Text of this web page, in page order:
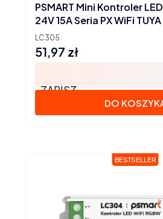
LC305
PSMART Mini Kontroler
24V 15A Seria PX WiFi TUYA
Cena
51,97 zł
ZAPISZ
DO
BESTSELLER